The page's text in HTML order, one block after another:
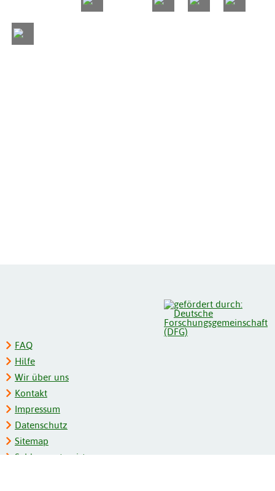
FAQ
Hilfe
Wir über uns
Kontakt
Impressum
Datenschutz
Sitemap
Schlagwortregister